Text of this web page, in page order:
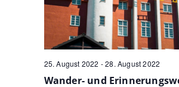
25. August 2022 -28. August 2022
Wander- und